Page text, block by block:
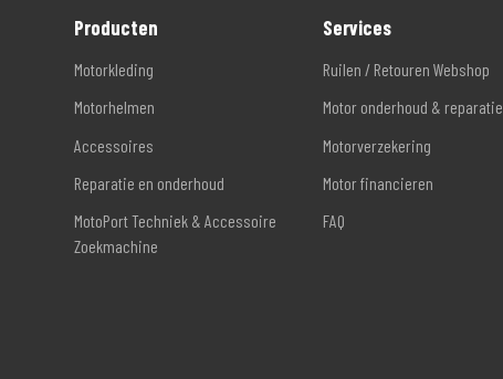
Producten
Motorkleding
Motorhelmen
Accessoires
Reparatie en onderhoud
MotoPort Techniek & Accessoire
Zoekmachine
Services
Ruilen / Retouren Webshop
Motor onderhoud & reparatie
Motorverzekering
Motor financieren
FAQ